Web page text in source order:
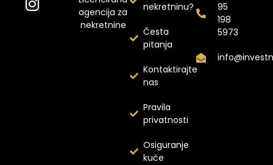
agencija za
nekretnine
nekretninu?
Česta
pitanja
Kontaktirajte
nas
Pravila
privatnosti
Osiguranje
kuće
95
198
5973